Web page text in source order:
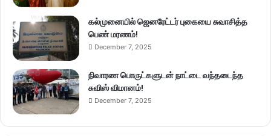
கல்முனையில் ஜெனரேட்டர் புகையை சுவாசித்த
பெண் மரணம்!
December 7, 2025
நிவாரண பொருட்களுடன் நாட்டை வந்தடைந்த
சுவிஸ் விமானம்!
December 7, 2025